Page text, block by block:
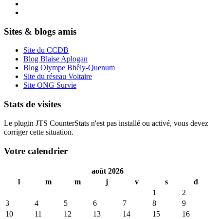
Sites & blogs amis
Site du CCDB
Blog Blaise Aplogan
Blog Olympe Bhêly-Quenum
Site du réseau Voltaire
Site ONG Survie
Stats de visites
Le plugin JTS CounterStats n'est pas installé ou activé, vous devez
corriger cette situation.
Votre calendrier
août 2026
l
m m j v s
d
1
2
3
4 5 6 7 8
9
10
11 12 13 14 15
16